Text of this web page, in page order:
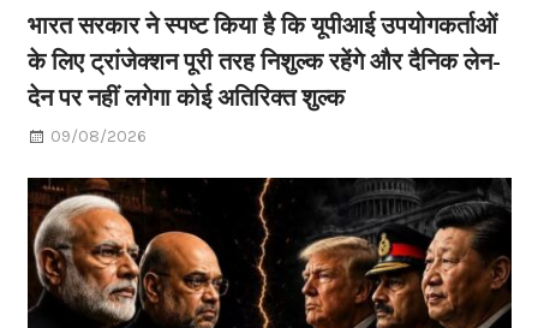
भारत सरकार ने स्पष्ट किया है कि यूपीआई उपयोगकर्ताओं
के लिए ट्रांजेक्शन पूरी तरह निशुल्क रहेंगे और दैनिक लेन-
देन पर नहीं लगेगा कोई अतिरिक्त शुल्क
09/08/2026